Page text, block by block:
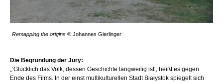
Remapping the origins © Johannes Gierlinger
Die Begründung der Jury:
„’Glücklich das Volk, dessen Geschichte langweilig ist‘, heißt es gegen
Ende des Films. In der einst multikulturellen Stadt Białystok spiegelt sich